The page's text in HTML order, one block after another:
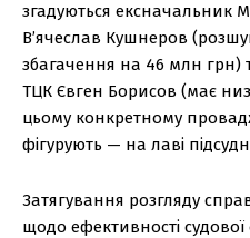
згадуються ексначальник
В’ячеслав Кушнеров
збагачення на 46 млн грн)
ТЦК Євген Борисов (має
цьому конкретному
фігурують — на лаві
Затягування розгляду
щодо ефективності